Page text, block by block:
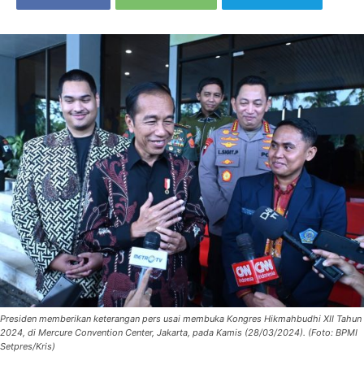
Presiden memberikan keterangan pers usai membuka Kongres Hikmahbudhi XII Tahun
2024, di Mercure Convention Center, Jakarta, pada Kamis (28/03/2024). (Foto: BPMI
Setpres/Kris)